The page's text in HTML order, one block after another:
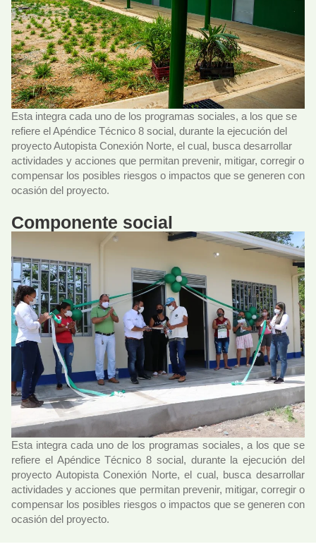
Esta integra cada uno de los programas sociales, a los que se
refiere el Apéndice Técnico 8 social, durante la ejecución del
proyecto Autopista Conexión Norte, el cual, busca desarrollar
actividades y acciones que permitan prevenir, mitigar, corregir o
compensar los posibles riesgos o impactos que se generen con
ocasión del proyecto.
Componente social
Esta integra cada uno de los programas sociales, a los que se
refiere el Apéndice Técnico 8 social, durante la ejecución del
proyecto Autopista Conexión Norte, el cual, busca desarrollar
actividades y acciones que permitan prevenir, mitigar, corregir o
compensar los posibles riesgos o impactos que se generen con
ocasión del proyecto.